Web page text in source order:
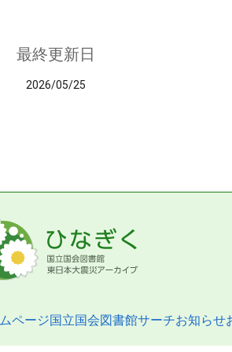
最終更新日
2026/05/25
ページ国立国会図書館サーチお知らせ